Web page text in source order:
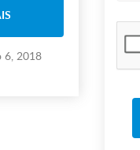
6, 2018